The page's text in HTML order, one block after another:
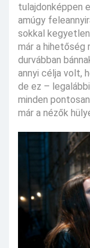
tulajdonképpen
amúgy
sokkal
már a hihetőség
durvábban
annyi célja volt,
de ez –
minden
már a nézők